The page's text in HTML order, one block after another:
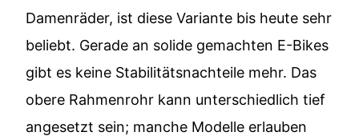
Damenräder, ist diese Variante bis heute sehr
beliebt. Gerade an solide gemachten E-Bikes
gibt es keine Stabilitätsnachteile mehr. Das
obere Rahmenrohr kann unterschiedlich tief
angesetzt sein; manche Modelle erlauben